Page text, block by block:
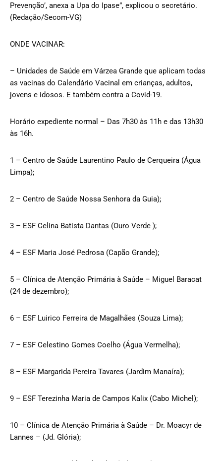
Prevenção’, anexa a Upa do Ipase”, explicou o secretário.
(Redação/Secom-VG)
ONDE VACINAR:
– Unidades de Saúde em Várzea Grande que aplicam todas
as vacinas do Calendário Vacinal em crianças, adultos,
jovens e idosos. E também contra a Covid-19.
Horário expediente normal – Das 7h30 às 11h e das 13h30
às 16h.
1 – Centro de Saúde Laurentino Paulo de Cerqueira (Água
Limpa);
2 – Centro de Saúde Nossa Senhora da Guia);
3 – ESF Celina Batista Dantas (Ouro Verde );
4 – ESF Maria José Pedrosa (Capão Grande);
5 – Clínica de Atenção Primária à Saúde – Miguel Baracat
(24 de dezembro);
6 – ESF Luirico Ferreira de Magalhães (Souza Lima);
7 – ESF Celestino Gomes Coelho (Água Vermelha);
8 – ESF Margarida Pereira Tavares (Jardim Manaíra);
9 – ESF Terezinha Maria de Campos Kalix (Cabo Michel);
10 – Clínica de Atenção Primária à Saúde – Dr. Moacyr de
Lannes – (Jd. Glória);